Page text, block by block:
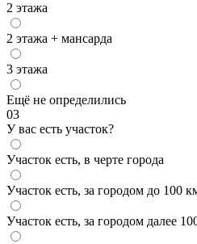
2 этажа
2 этажа + мансарда
3 этажа
Ещё не определились
03
У вас есть участок?
Участок есть, в черте города
Участок есть, за городом до 100
Участок есть, за городом далее